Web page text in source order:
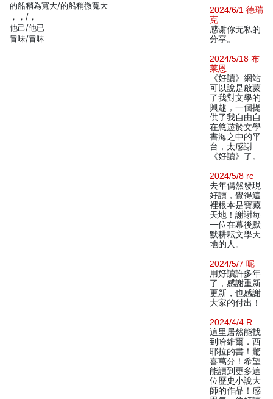
的船稍為寬大/的船稍微寬大
，，/，
他己/他已
冒味/冒昧
2024/6/1 德瑞
克
感谢你无私的
分享。
2024/5/18 布
莱恩
《好讀》網站
可以說是啟蒙
了我對文學的
興趣，一個提
供了我自由自
在悠遊於文學
書海之中的平
台，太感謝
《好讀》了。
2024/5/8 rc
去年偶然發現
好讀，覺得這
裡根本是寶藏
天地！謝謝每
一位在幕後默
默耕耘文學天
地的人。
2024/5/7 呢
用好讀許多年
了，感謝重新
更新，也感謝
大家的付出！
2024/4/4 R
這里居然能找
到哈維爾．西
耶拉的書！驚
喜萬分！希望
能讀到更多這
位歷史小說大
師的作品！感